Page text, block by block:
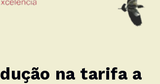
na tarifa a